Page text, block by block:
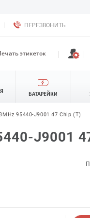
ПЕРЕЗВОНИТЬ
этикеток
БАТАРЕЙКИ
95440-J9001 47 Chip (T)
J9001